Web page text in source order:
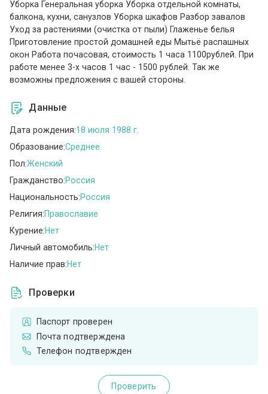
Уборка Генеральная уборка Уборка отдельной комнаты,
балкона, кухни, санузлов Уборка шкафов Разбор завалов
Уход за растениями (очистка от пыли) Глаженье белья
Приготовление простой домашней еды Мытьё распашных
окон Работа почасовая, стоимость 1 часа 1100рублей. При
работе менее 3-х часов 1 час - 1500 рублей. Так же
возможны предложения с вашей стороны.
Данные
Дата рождения:18 июля 1988 г.
Образование:Среднее
Пол:Женский
Гражданство:Россия
Национальность:Россия
Религия:Православие
Курение:Нет
Личный автомобиль:Нет
Наличие прав:Нет
Проверки
Паспорт проверен
Почта подтверждена
Телефон подтвержден
Проверить